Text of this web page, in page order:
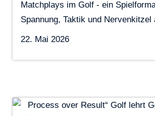
Matchplays im Golf - ein
Spannung, Taktik und
22. Mai 2026